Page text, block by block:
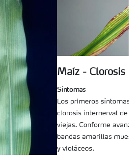
Maíz - Clorosis
Síntomas
Los primeros síntomas
clorosis internerval de
viejas. Conforme
bandas amarillas
y violáceos.